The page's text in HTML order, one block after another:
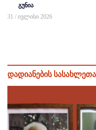
გუნია
31 / ივლისი 2026
დადიანების